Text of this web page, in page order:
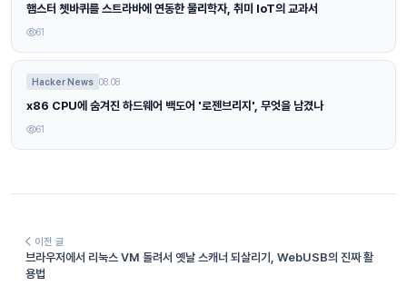
햄스터 쳇바퀴를 스트라바에 연동한 물리학자, 취미 IoT의 교과서
61
Hacker News 08.08
x86 CPU에 숨겨진 하드웨어 백도어 '로젠브리지', 무엇을 남겼나
61
이전 글
브라우저에서 리눅스 VM 돌려서 옛날 스캐너 되살리기, WebUSB의 진짜 활
용법